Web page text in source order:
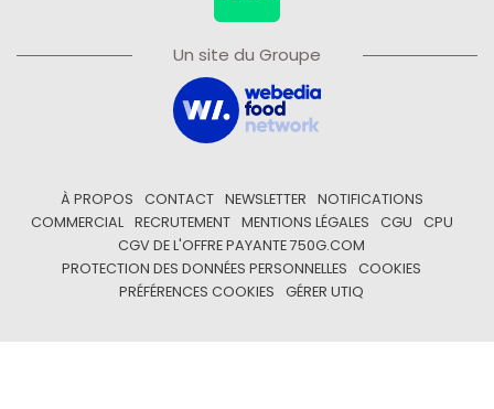
Un site du Groupe
À PROPOS CONTACT NEWSLETTER
NOTIFICATIONS
COMMERCIAL
RECRUTEMENT MENTIONS LÉGALES CGU
CPU
CGV DE L'OFFRE PAYANTE 750G.COM
PROTECTION DES DONNÉES PERSONNELLES
COOKIES
PRÉFÉRENCES COOKIES
GÉRER UTIQ